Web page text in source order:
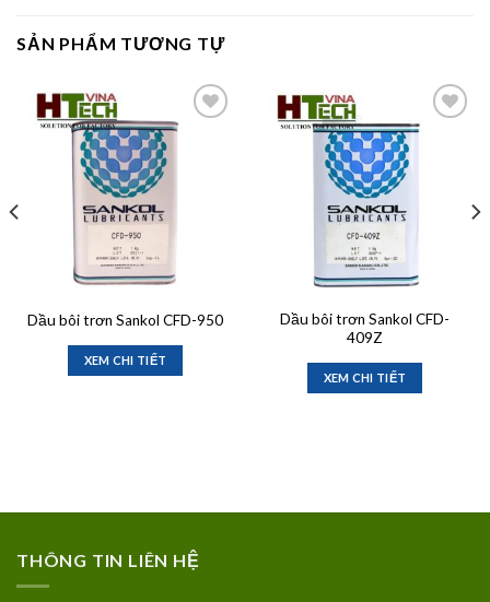
SẢN PHẨM TƯƠNG TỰ
Dầu bôi trơn Sankol CFD-950
XEM CHI TIẾT
Dầu bôi trơn Sankol CFD-
409Z
XEM CHI TIẾT
THÔNG TIN LIÊN HỆ